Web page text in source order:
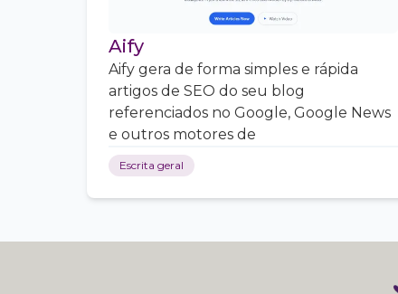
Aify
Aify gera de forma simples e rápida
artigos de SEO do seu blog
referenciados no Google, Google News
e outros motores de
Escrita geral